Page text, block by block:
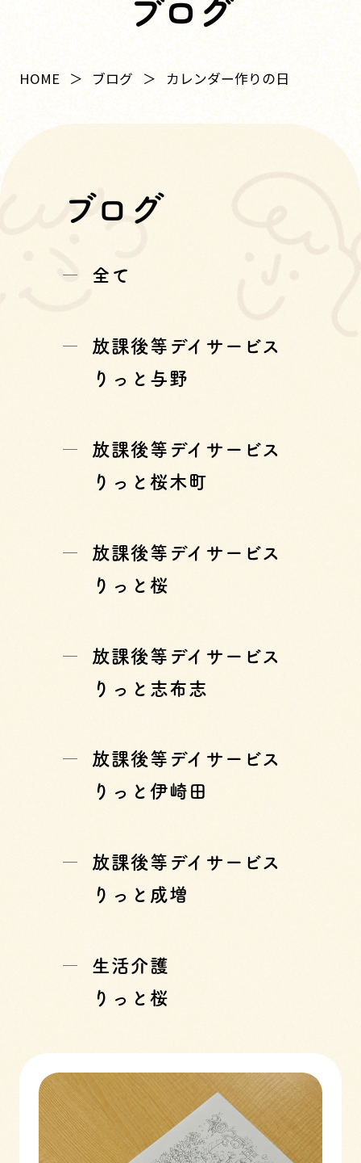
ブログ
HOME ブログ カレンダー作りの日
ブログ
全て
放課後等デイサービス
りっと与野
放課後等デイサービス
りっと桜木町
放課後等デイサービス
りっと桜
放課後等デイサービス
りっと志布志
放課後等デイサービス
りっと伊崎田
放課後等デイサービス
りっと成増
生活介護
りっと桜